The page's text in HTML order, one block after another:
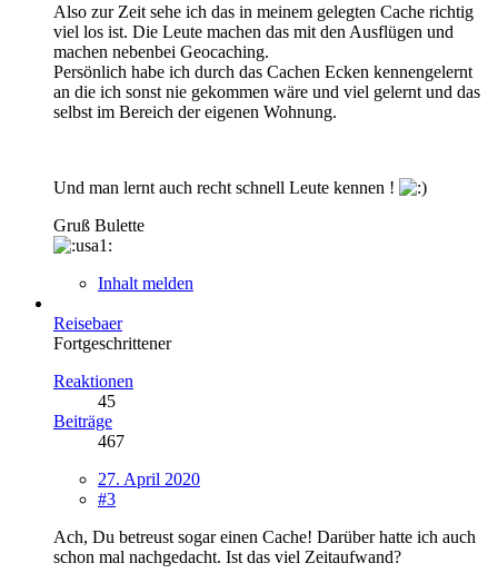
Also zur Zeit sehe ich das in meinem gelegten Cache richtig
viel los ist. Die Leute machen das mit den Ausflügen und
machen nebenbei Geocaching.
Persönlich habe ich durch das Cachen Ecken kennengelernt
an die ich sonst nie gekommen wäre und viel gelernt und das
selbst im Bereich der eigenen Wohnung.
Und man lernt auch recht schnell Leute kennen !
Gruß Bulette
Inhalt melden
Reisebaer
Fortgeschrittener
Reaktionen
45
Beiträge
467
27. April 2020
#3
Ach, Du betreust sogar einen Cache! Darüber hatte ich auch
schon mal nachgedacht. Ist das viel Zeitaufwand?